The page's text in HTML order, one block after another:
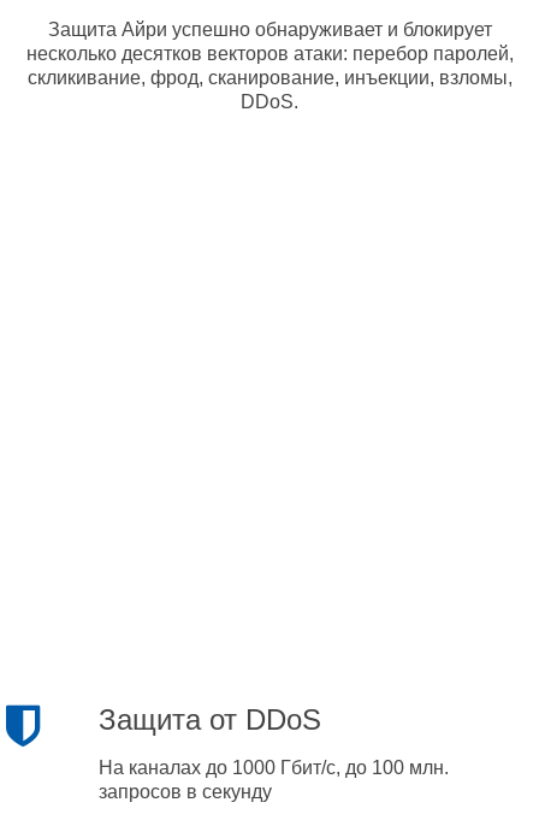
Защита Айри успешно обнаруживает и блокирует
несколько десятков векторов атаки: перебор паролей,
скликивание, фрод, сканирование, инъекции, взломы,
DDoS.
Защита от DDoS
На каналах до 1000 Гбит/с, до 100 млн.
запросов в секунду